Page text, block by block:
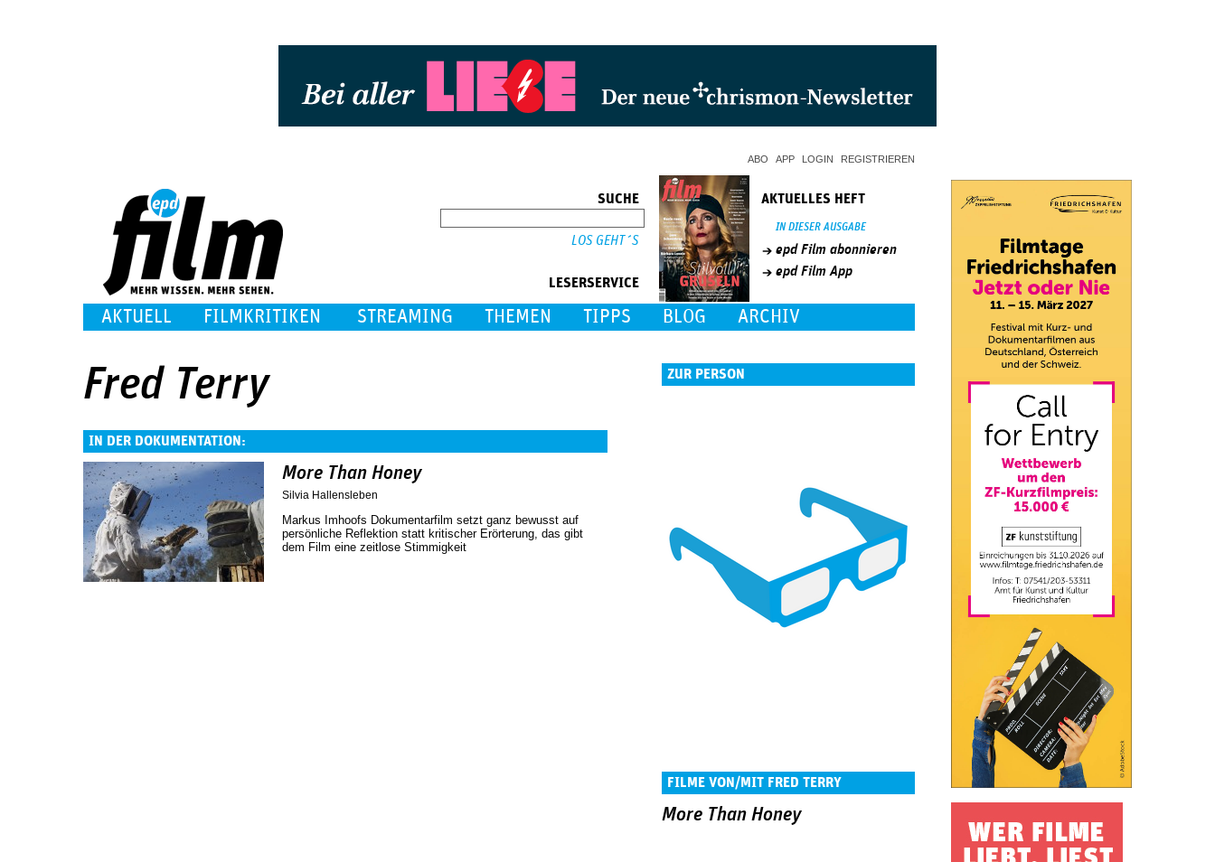
ABO APP LOGIN REGISTRIEREN
SUCHE
LESERSERVICE
AKTUELLES HEFT
IN DIESER AUSGABE
epd Film abonnieren
epd Film App
AKTUELL FILMKRITIKEN STREAMING THEMEN TIPPS BLOG ARCHIV
Fred Terry
IN DER DOKUMENTATION:
More Than Honey
Silvia Hallensleben
Markus Imhoofs Dokumentarfilm setzt ganz bewusst auf
persönliche Reflektion statt kritischer Erörterung, das gibt
dem Film eine zeitlose Stimmigkeit
ZUR PERSON
FILME VON/MIT FRED TERRY
More Than Honey